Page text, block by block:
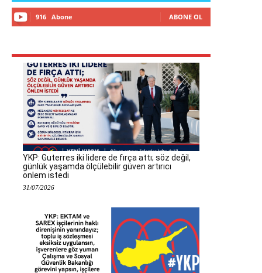
916 Abone ABONE OL
YKP: Guterres iki lidere de fırça attı; söz değil,
günlük yaşamda ölçülebilir güven artırıcı
önlem istedi
31/07/2026